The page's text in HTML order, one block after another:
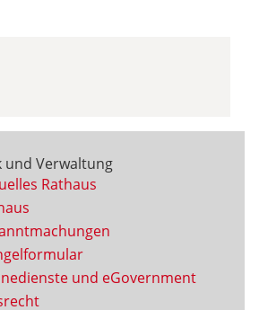
und Verwaltung
Rathaus
und eGovernment